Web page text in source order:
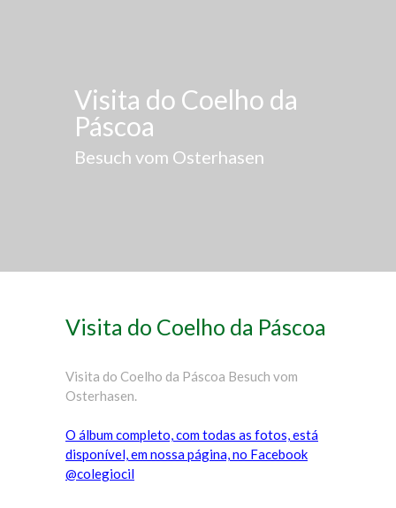
Visita do Coelho da
Páscoa
Besuch vom Osterhasen
Visita do Coelho da Páscoa
Visita do Coelho da Páscoa Besuch vom
Osterhasen.
O álbum completo, com todas as fotos, está
disponível, em nossa página, no Facebook
@colegiocil